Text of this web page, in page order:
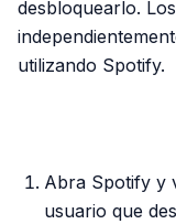
desbloquearlo.
utilizando Spotify.
Abra Spotify y
usuario que